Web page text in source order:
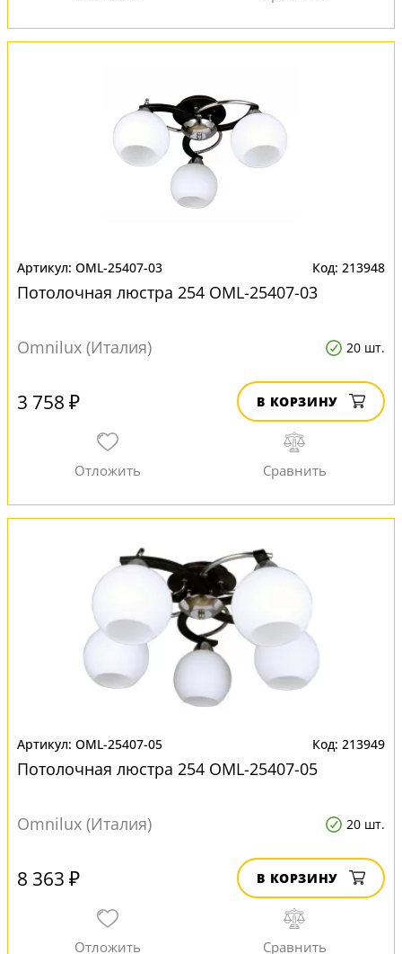
OML-25407-03 213948
Потолочная люстра 254 OML-25407-03
Omnilux (Италия) 20 шт.
3 758 ₽ В КОРЗИНУ
OML-25407-05 213949
Потолочная люстра 254 OML-25407-05
Omnilux (Италия) 20 шт.
8 363 ₽ В КОРЗИНУ